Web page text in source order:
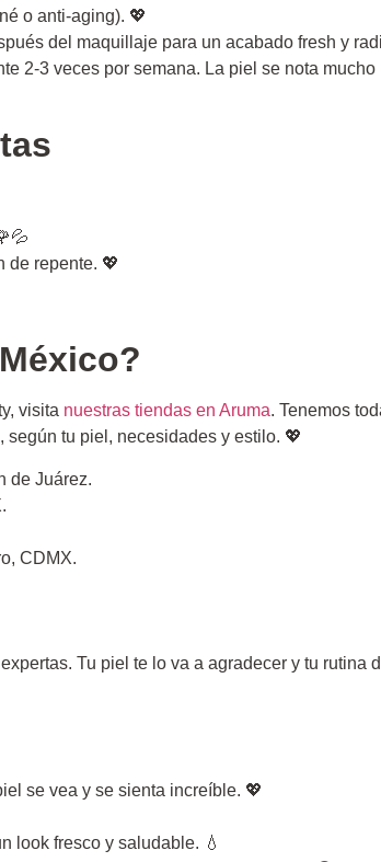
o anti-aging). 💖
del maquillaje para un acabado fresh y
2-3 veces por semana. La piel se nota mucho
de repente. 💖
visita nuestras tiendas en Aruma. Tenemos
tu piel, necesidades y estilo. 💖
de Juárez.
CDMX.
Tu piel te lo va a agradecer y tu rutina
se vea y se sienta increíble. 💖
look fresco y saludable. 💧